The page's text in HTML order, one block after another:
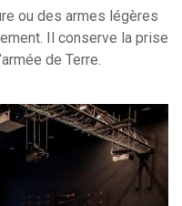
ou des armes légères
Il conserve la prise
de Terre.